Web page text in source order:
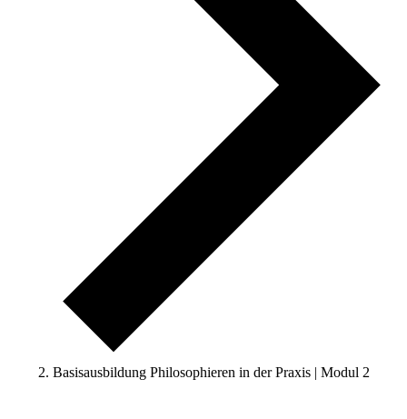
Basisausbildung Philosophieren in der Praxis | Modul 2